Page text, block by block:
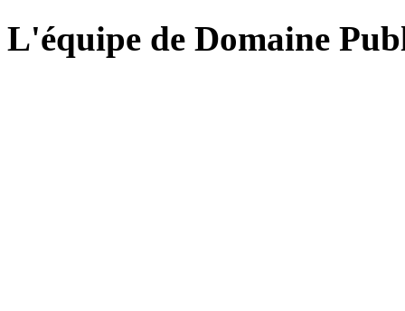
L'équipe de Domaine